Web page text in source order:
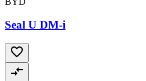
Seal U DM-i